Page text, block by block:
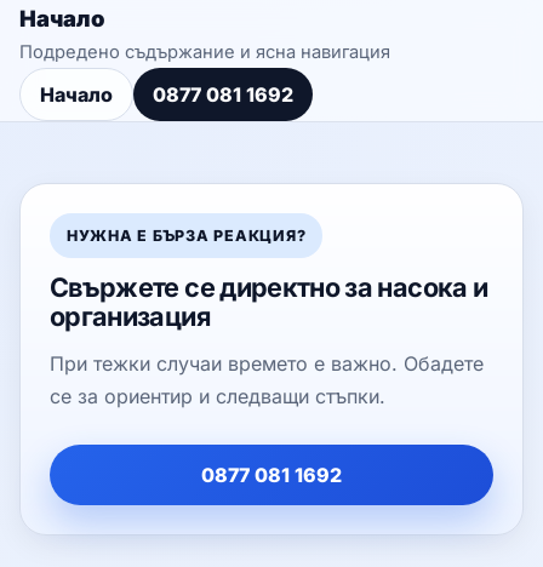
Начало
Подредено съдържание и ясна навигация
Начало 0877 081 1692
НУЖНА Е БЪРЗА РЕАКЦИЯ?
Свържете се директно за насока и
организация
При тежки случаи времето е важно. Обадете
се за ориентир и следващи стъпки.
0877 081 1692